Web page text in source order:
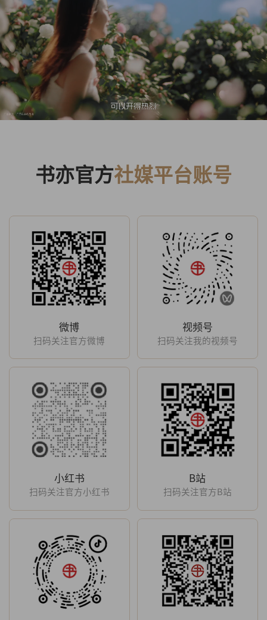
书亦官方社媒平台账号
微博
扫码关注官方微博
视频号
扫码关注我的视频号
小红书
扫码关注官方小红书
B站
扫码关注官方B站